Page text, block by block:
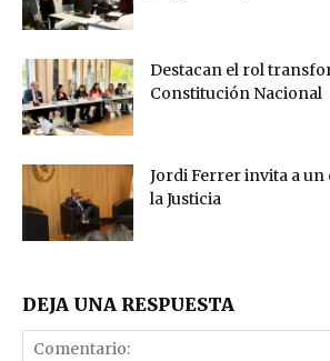
Destacan el rol
Constitución Nacional
Jordi Ferrer invita a
la Justicia
DEJA UNA RESPUESTA